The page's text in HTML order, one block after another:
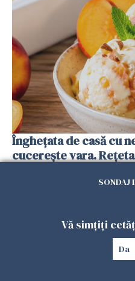
Înghețata de casă cu
cucerește vara.
SONDAJ
Vă simțiți
Da